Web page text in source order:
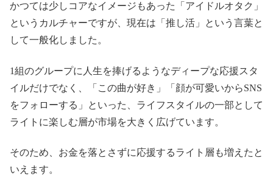
かつては少しコアなイメージもあった「アイドルオタク」
というカルチャーですが、現在は「推し活」という言葉と
して一般化しました。
1組のグループに人生を捧げるようなディープな応援スタ
イルだけでなく、「この曲が好き」「顔が可愛いからSNS
をフォローする」といった、ライフスタイルの一部として
ライトに楽しむ層が市場を大きく広げています。
そのため、お金を落とさずに応援するライト層も増えたと
いえます。